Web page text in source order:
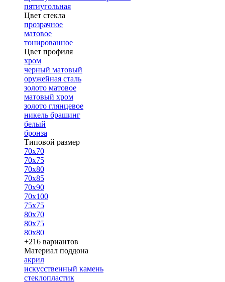
пятиугольная
Цвет стекла
прозрачное
матовое
тонированное
Цвет профиля
хром
черный матовый
оружейная сталь
золото матовое
матовый хром
золото глянцевое
никель брашинг
белый
бронза
Типовой размер
70х70
70х75
70х80
70х85
70х90
70х100
75х75
80х70
80х75
80х80
+216 вариантов
Материал поддона
акрил
искусственный камень
стеклопластик